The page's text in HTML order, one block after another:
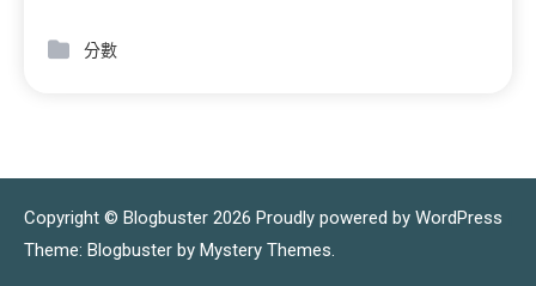
分數
Copyright © Blogbuster 2026 Proudly powered by WordPress
Theme: Blogbuster by Mystery Themes